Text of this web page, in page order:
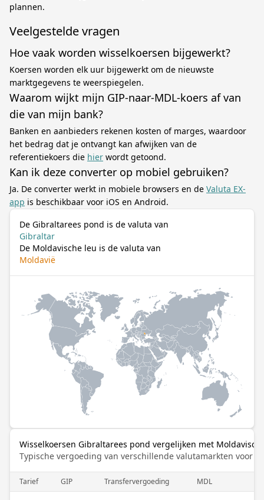
plannen.
Veelgestelde vragen
Hoe vaak worden wisselkoersen bijgewerkt?
Koersen worden elk uur bijgewerkt om de nieuwste
marktgegevens te weerspiegelen.
Waarom wijkt mijn GIP-naar-MDL-koers af van
die van mijn bank?
Banken en aanbieders rekenen kosten of marges, waardoor
het bedrag dat je ontvangt kan afwijken van de
referentiekoers die hier wordt getoond.
Kan ik deze converter op mobiel gebruiken?
Ja. De converter werkt in mobiele browsers en de Valuta EX-
app is beschikbaar voor iOS en Android.
De Gibraltarees pond is de valuta van
Gibraltar
De Moldavische leu is de valuta van
Moldavië
Wisselkoersen Gibraltarees pond vergelijken met
Typische vergoeding van verschillende valutamarkten voor
Tarief GIP Transfervergoeding MDL